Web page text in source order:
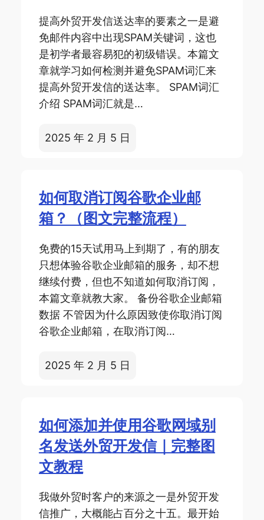
提高外贸开发信送达率的要素之一是避
免邮件内容中出现SPAM关键词，这也
是初学者最容易犯的初级错误。本篇文
章就学习如何检测并避免SPAM词汇来
提高外贸开发信的送达率。 SPAM词汇
介绍 SPAM词汇就是…
2025 年 2 月 5 日
如何取消订阅谷歌企业邮
箱？（图文完整流程）
免费的15天试用马上到期了，有的朋友
只想体验谷歌企业邮箱的服务，却不想
继续付费，但也不知道如何取消订阅，
本篇文章就教大家。 备份谷歌企业邮箱
数据 不管因为什么原因致使你取消订阅
谷歌企业邮箱，在取消订阅…
2025 年 2 月 5 日
如何添加并使用谷歌网域别
名发送外贸开发信｜完整图
文教程
我做外贸时客户的来源之一是外贸开发
信推广，大概能占百分之十五。最开始